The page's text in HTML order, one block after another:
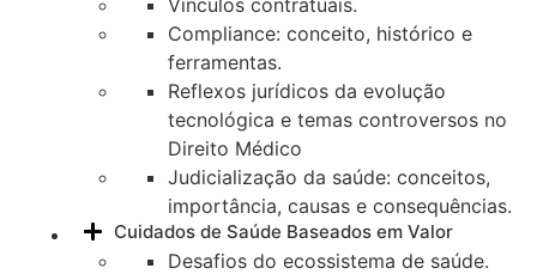
Compliance: conceito, histórico e
ferramentas.
Reflexos jurídicos da evolução
tecnológica e temas controversos no
Direito Médico
Judicialização da saúde: conceitos,
importância, causas e consequências.
Cuidados de Saúde Baseados em Valor
Desafios do ecossistema de saúde.